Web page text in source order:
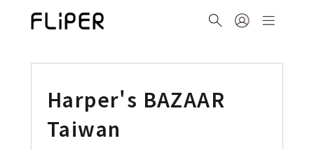
Harper's BAZAAR
Taiwan